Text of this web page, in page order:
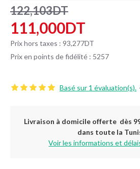
Basé sur 1 évaluation(s).
111,000DT
122,103DT
Prix hors taxes : 93,277DT
Prix en points de fidélité : 5257
Livraison à domicile offerte dès
dans toute la
Voir les informations et